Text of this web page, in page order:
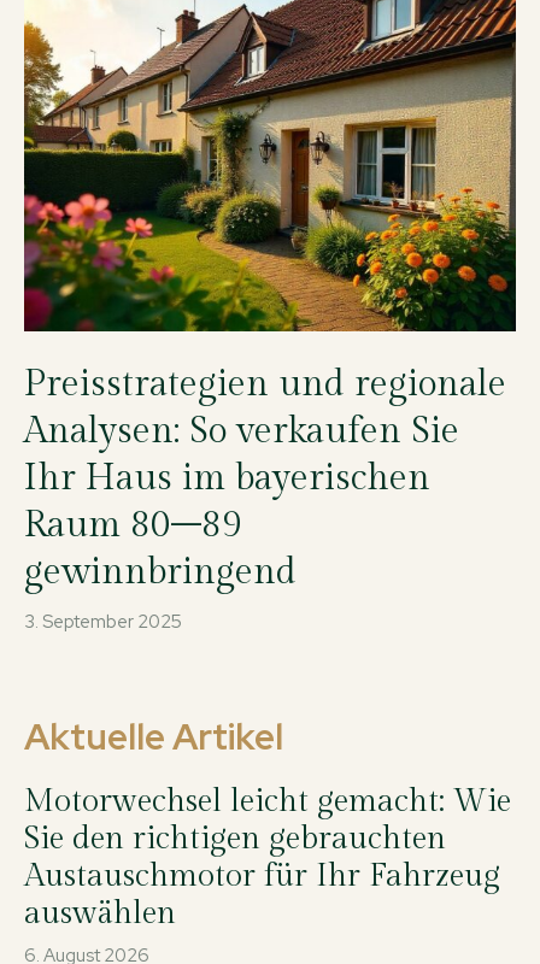
Preisstrategien und regionale
Analysen: So verkaufen Sie
Ihr Haus im bayerischen
Raum 80–89
gewinnbringend
3. September 2025
Aktuelle Artikel
Motorwechsel leicht gemacht: Wie
Sie den richtigen gebrauchten
Austauschmotor für Ihr Fahrzeug
auswählen
6. August 2026